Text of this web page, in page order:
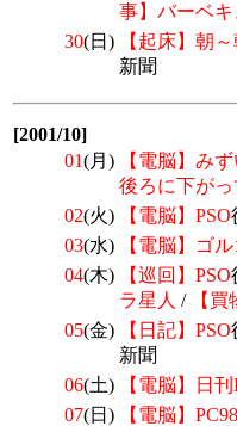
事】バーベキ
30(日) 【起床】朝
新聞
[2001/10]
01(月) 【電脳】み
後ろに下が
02(火) 【電脳】 PSO
03(水) 【電脳】 ゴ
04(木) 【巡回】 PSO
ラ星人 / 【
05(金) 【日記】 PSO
新聞
06(土) 【電脳】日刊
07(日) 【電脳】